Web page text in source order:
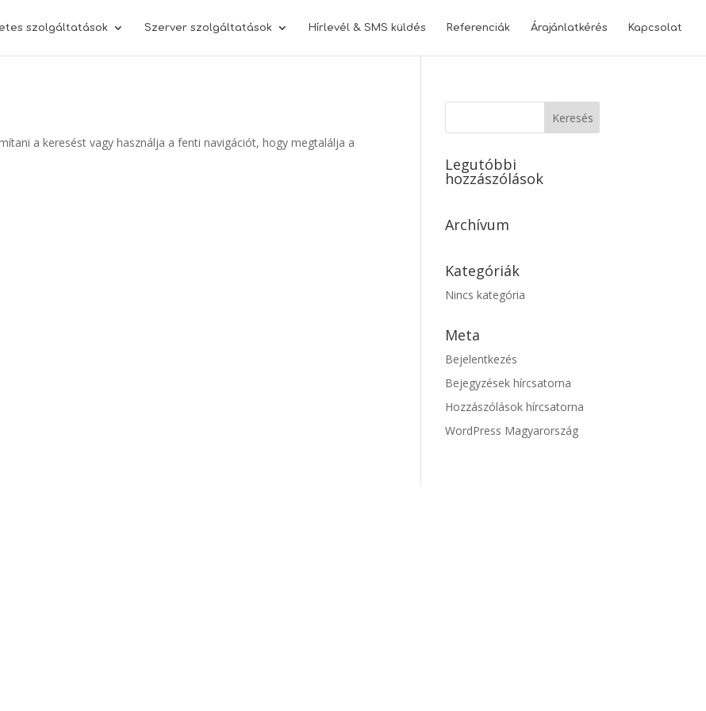
szolgáltatások Szerver szolgáltatások Hírlevél & SMS küldés Referenciák Árajánlatkérés Kapcsolat
a keresést vagy használja a fenti navigációt, hogy megtalálja a
Legutóbbi
hozzászólások
Archívum
Kategóriák
Nincs kategória
Meta
Bejelentkezés
Bejegyzések hírcsatorna
Hozzászólások hírcsatorna
WordPress Magyarország